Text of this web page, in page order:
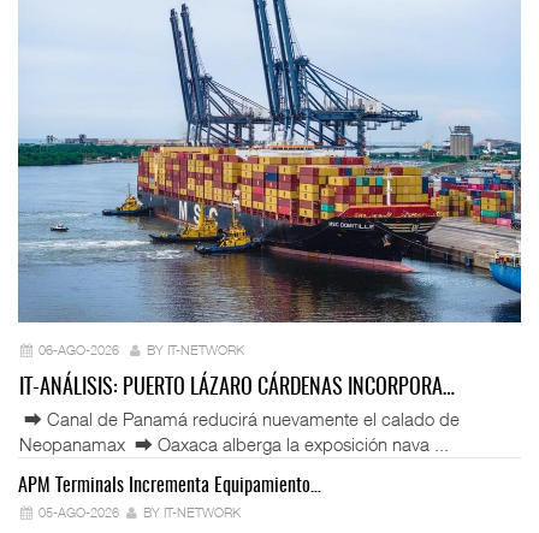
06-AGO-2026 BY IT-NETWORK
IT-ANÁLISIS: PUERTO LÁZARO CÁRDENAS INCORPORA…
⮕ Canal de Panamá reducirá nuevamente el calado de
Neopanamax ⮕ Oaxaca alberga la exposición nava ...
APM Terminals Incrementa Equipamiento…
05-AGO-2026 BY IT-NETWORK